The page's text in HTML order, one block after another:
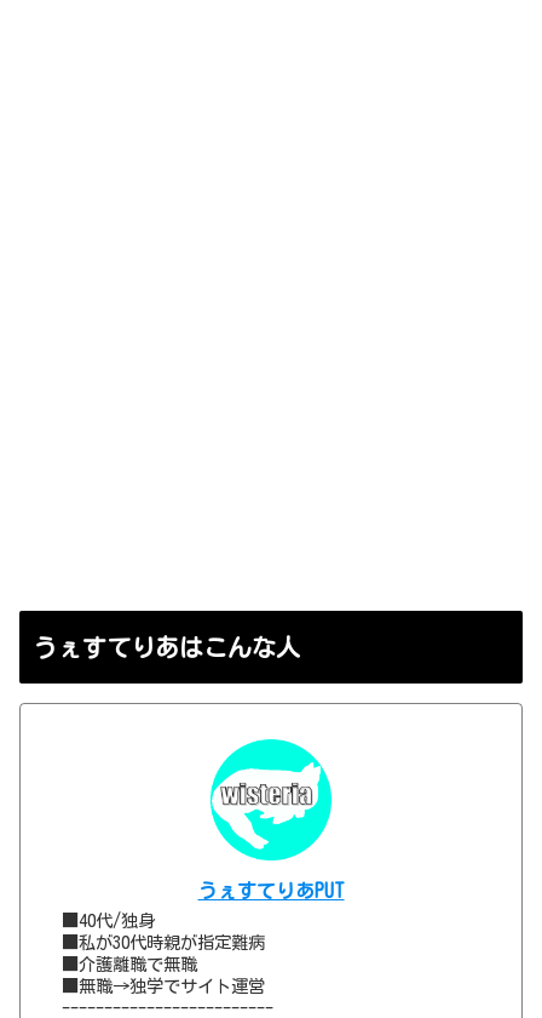
うぇすてりあはこんな人
うぇすてりあPUT
■40代/独身
■私が30代時親が指定難病
■介護離職で無職
■無職→独学でサイト運営
-------------------------